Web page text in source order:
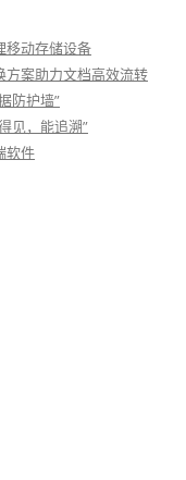
移动存储设备
方案助力文档高效流转
防护墙”
见，能追溯”
软件